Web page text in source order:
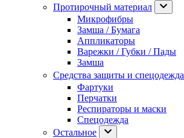
Протирочный материал
Микрофибры
Замша / Бумага
Аппликаторы
Варежки / Губки / Пады
Замша
Средства защиты и спецодежда
Фартуки
Перчатки
Респираторы и маски
Спецодежда
Остальное